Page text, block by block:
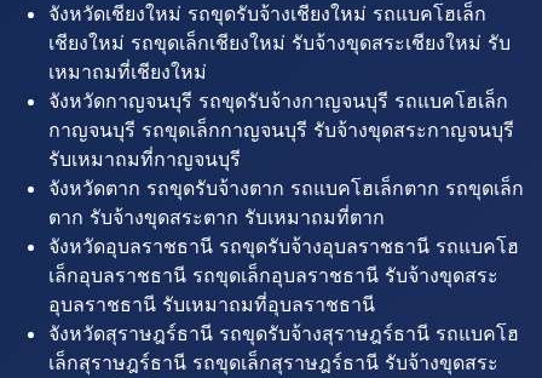
จังหวัดเชียงใหม่ รถขุดรับจ้างเชียงใหม่ รถแบคโฮเล็ก
เชียงใหม่ รถขุดเล็กเชียงใหม่ รับจ้างขุดสระเชียงใหม่ รับ
เหมาถมที่เชียงใหม่
จังหวัดกาญจนบุรี รถขุดรับจ้างกาญจนบุรี รถแบคโฮเล็ก
กาญจนบุรี รถขุดเล็กกาญจนบุรี รับจ้างขุดสระกาญจนบุรี
รับเหมาถมที่กาญจนบุรี
จังหวัดตาก รถขุดรับจ้างตาก รถแบคโฮเล็กตาก รถขุดเล็ก
ตาก รับจ้างขุดสระตาก รับเหมาถมที่ตาก
จังหวัดอุบลราชธานี รถขุดรับจ้างอุบลราชธานี รถแบคโฮ
เล็กอุบลราชธานี รถขุดเล็กอุบลราชธานี รับจ้างขุดสระ
อุบลราชธานี รับเหมาถมที่อุบลราชธานี
จังหวัดสุราษฎร์ธานี รถขุดรับจ้างสุราษฎร์ธานี รถแบคโฮ
เล็กสุราษฎร์ธานี รถขุดเล็กสุราษฎร์ธานี รับจ้างขุดสระ